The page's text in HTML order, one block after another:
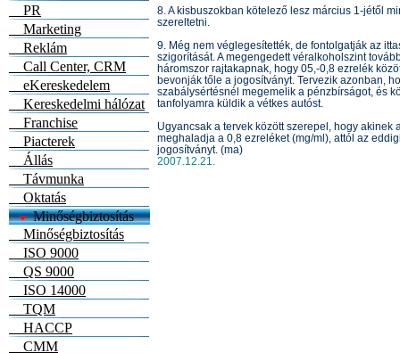
PR
Marketing
Reklám
Call Center, CRM
eKereskedelem
Kereskedelmi hálózat
Franchise
Piacterek
Állás
Távmunka
Oktatás
Minőségbiztosítás
Minőségbiztosítás
ISO 9000
QS 9000
ISO 14000
TQM
HACCP
CMM
8. A kisbuszokban kötelező lesz március 1-jétől
szereltetni.
9. Még nem véglegesítették, de fontolgatják az
szigorítását. A megengedett véralkoholszint
háromszor rajtakapnak, hogy 05,-0,8 ezrelék
bevonják tőle a jogosítványt. Tervezik azonban,
szabálysértésnél megemelik a pénzbírságot, és
tanfolyamra küldik a vétkes autóst.
Ugyancsak a tervek között szerepel, hogy akinek
meghaladja a 0,8 ezreléket (mg/ml), attól az
jogosítványt. (ma)
2007.12.21.